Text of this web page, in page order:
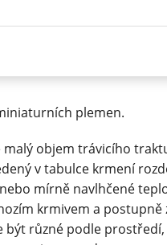
plemen.
objem trávicího
v tabulce krmení
mírně navlhčené
krmivem a postupně
být různé podle